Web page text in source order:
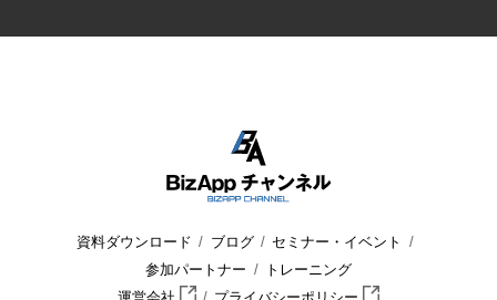
資料ダウンロード ブログ
セミナー・イベント
参加パートナー
トレーニング